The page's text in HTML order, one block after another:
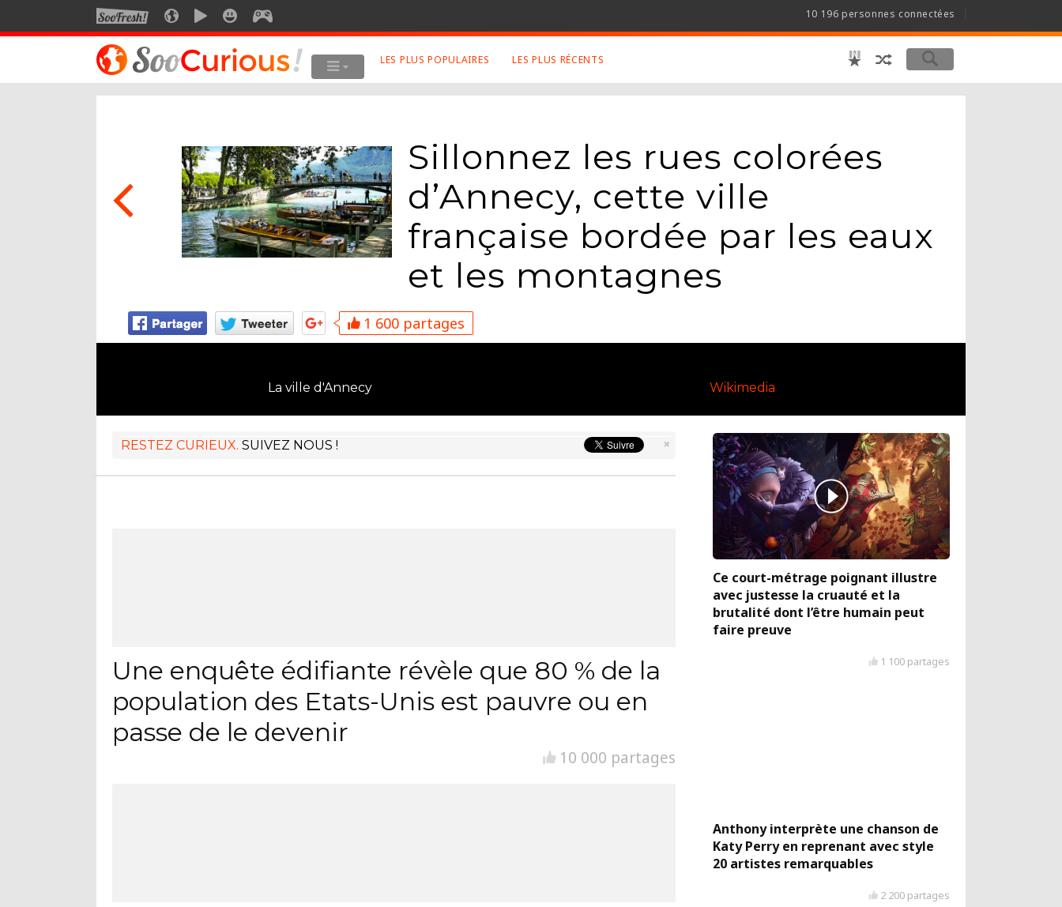
SOOFRESHSOOCURIOUSSOOMOTION
SOOSMILE 10 196 personnes connectées
Voyage
Multimédia
Style de vie
Technologie
Art
Photographies
Robot
Musique
Cinema
Twitter
Mentions Légales
Conditions Générales
LES PLUS POPULAIRES LES PLUS RÉCENTS
Sillonnez les rues colorées
d’Annecy, cette ville
française bordée par les eaux
et les montagnes
1 600 partages
La ville d'Annecy Wikimedia
×
RESTEZ CURIEUX. SUIVEZ NOUS !
Une enquête édifiante révèle que 80 % de la
population des Etats-Unis est pauvre ou en
passe de le devenir
10 000 partages
Ce court-métrage poignant illustre
avec justesse la cruauté et la
brutalité dont l’être humain peut
faire preuve
1 100 partages
Anthony interprète une chanson de
Katy Perry en reprenant avec style
20 artistes remarquables
2 200 partages